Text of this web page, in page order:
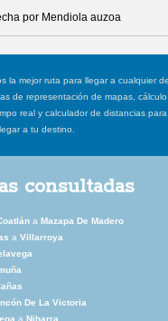
por Mendiola auzoa
la mejor ruta para llegar a cualquier
de representación de mapas,
real y calculador de distancias
a tu destino.
consultadas
a Mazapa De Madero
a Villarroya
De La Victoria